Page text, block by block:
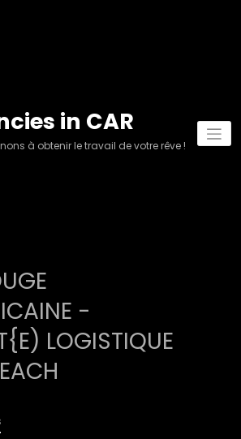
in CAR
à obtenir le travail de votre rêve !
-
LOGISTIQUE